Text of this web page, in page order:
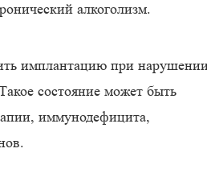
алкоголизм.
имплантацию при
состояние может быть
иммунодефицита,